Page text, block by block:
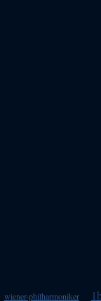
wiener-philharmoniker